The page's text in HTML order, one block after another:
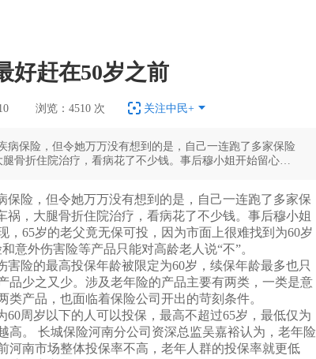
好赶在50岁之前
浏览：4510 次 关注中民+
保险，但令她万万没有想到的是，自己一连跑了多家保险
骨折住院治疗，看病花了不少钱。事后穆小姐开始留心，
险，但令她万万没有想到的是，自己一连跑了多家保
，大腿骨折住院治疗，看病花了不少钱。事后穆小姐
65岁的老父竟无保可投，因为市面上很难找到为60岁
和意外伤害险等产品只能对高龄老人说“不”。
险的最高投保年龄被限定为60岁，续保年龄最多也只
品少之又少。涉及老年险的产品主要有两类，一类是意
两类产品，也面临着保险公司开出的苛刻条件。
周岁以下的人可以投保，最高不超过65岁，最低仅为
高。 长城保险河南分公司资深总监吴嘉裕认为，老年险
河南市场整体投保率不高，老年人群的投保率就更低